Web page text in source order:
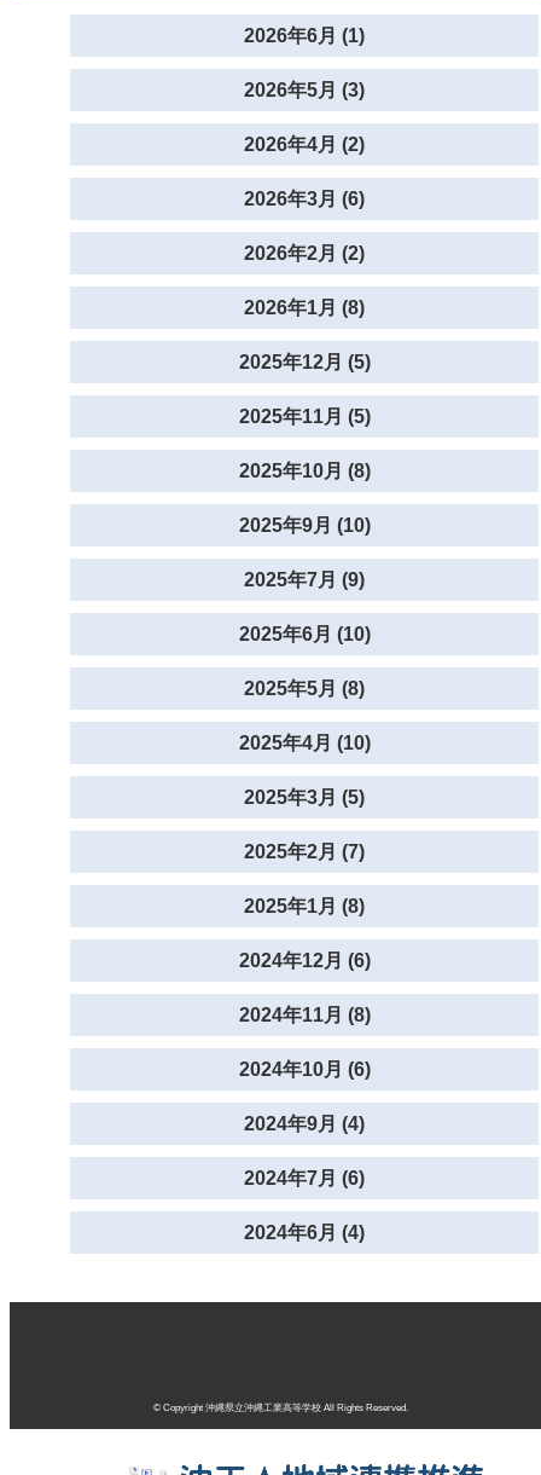
2026年6月 (1)
2026年5月 (3)
2026年4月 (2)
2026年3月 (6)
2026年2月 (2)
2026年1月 (8)
2025年12月 (5)
2025年11月 (5)
2025年10月 (8)
2025年9月 (10)
2025年7月 (9)
2025年6月 (10)
2025年5月 (8)
2025年4月 (10)
2025年3月 (5)
2025年2月 (7)
2025年1月 (8)
2024年12月 (6)
2024年11月 (8)
2024年10月 (6)
2024年9月 (4)
2024年7月 (6)
2024年6月 (4)
© Copyright 沖縄県立沖縄工業高等学校 All Rights Reserved.